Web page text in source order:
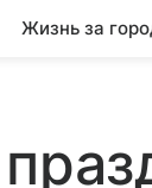
Жизнь за